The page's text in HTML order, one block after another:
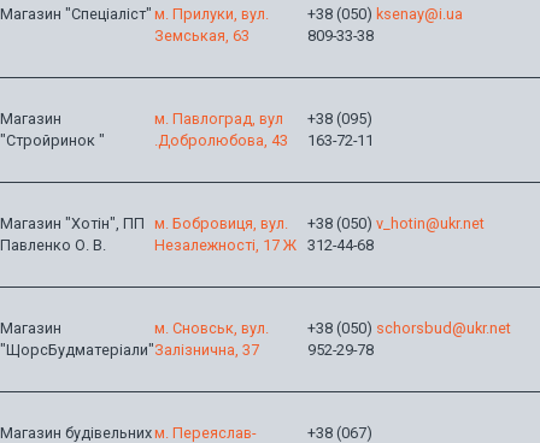
Магазин "Спеціаліст" м. Прилуки, вул.
Земськая, 63
+38 (050)
809-33-38
ksenay@i.ua
Магазин
"Стройринок "
м. Павлоград, вул
.Добролюбова, 43
+38 (095)
163-72-11
Магазин "Хотін", ПП
Павленко О. В.
м. Бобровиця, вул.
Незалежності, 17 Ж
+38 (050)
312-44-68
v_hotin@ukr.net
Магазин
"ЩорсБудматеріали"
м. Сновськ, вул.
Залізнична, 37
+38 (050)
952-29-78
schorsbud@ukr.net
Магазин будівельнихм. Переяслав-
+38 (067)